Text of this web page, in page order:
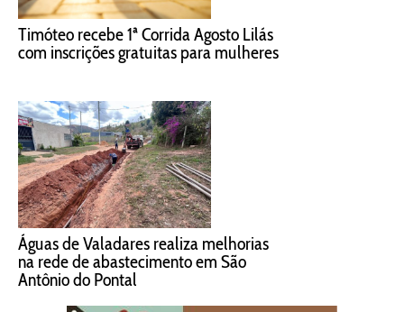
Timóteo recebe 1ª Corrida Agosto Lilás
com inscrições gratuitas para mulheres
Águas de Valadares realiza melhorias
na rede de abastecimento em São
Antônio do Pontal